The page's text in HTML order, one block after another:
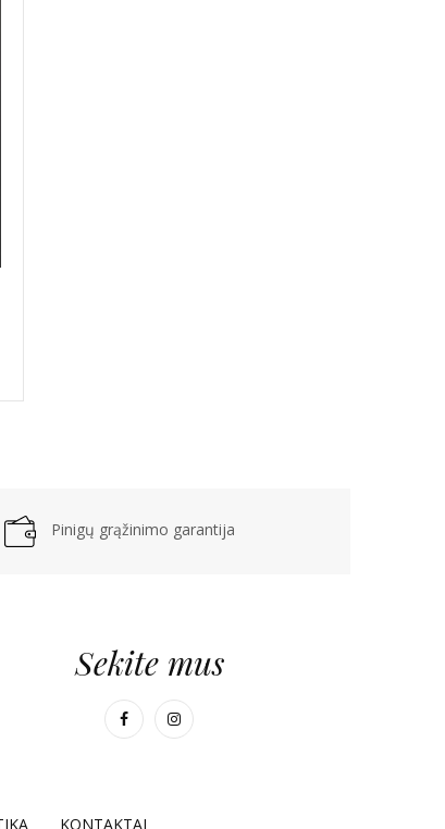
Pinigų grąžinimo garantija
Sekite mus
KONTAKTAI